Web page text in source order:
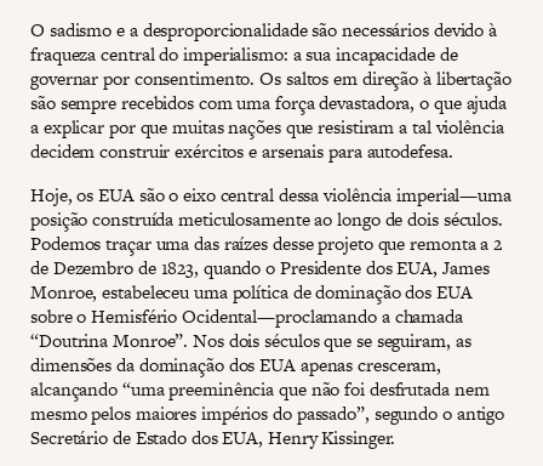
O sadismo e a desproporcionalidade são necessários devido à
fraqueza central do imperialismo: a sua incapacidade de
governar por consentimento. Os saltos em direção à libertação
são sempre recebidos com uma força devastadora, o que ajuda
a explicar por que muitas nações que resistiram a tal violência
decidem construir exércitos e arsenais para autodefesa.
Hoje, os EUA são o eixo central dessa violência imperial—uma
posição construída meticulosamente ao longo de dois séculos.
Podemos traçar uma das raízes desse projeto que remonta a 2
de Dezembro de 1823, quando o Presidente dos EUA, James
Monroe, estabeleceu uma política de dominação dos EUA
sobre o Hemisfério Ocidental—proclamando a chamada
“Doutrina Monroe”. Nos dois séculos que se seguiram, as
dimensões da dominação dos EUA apenas cresceram,
alcançando “uma preeminência que não foi desfrutada nem
mesmo pelos maiores impérios do passado”, segundo o antigo
Secretário de Estado dos EUA, Henry Kissinger.